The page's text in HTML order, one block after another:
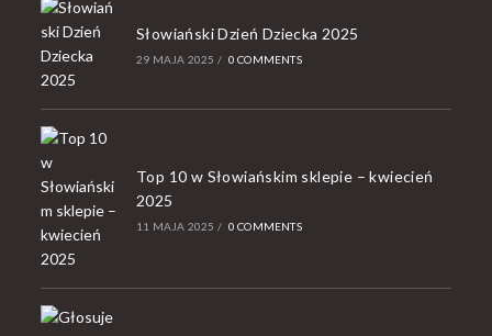
Słowiański Dzień Dziecka 2025
29 MAJA 2025 / 0 COMMENTS
Top 10 w Słowiańskim sklepie – kwiecień
2025
11 MAJA 2025 / 0 COMMENTS